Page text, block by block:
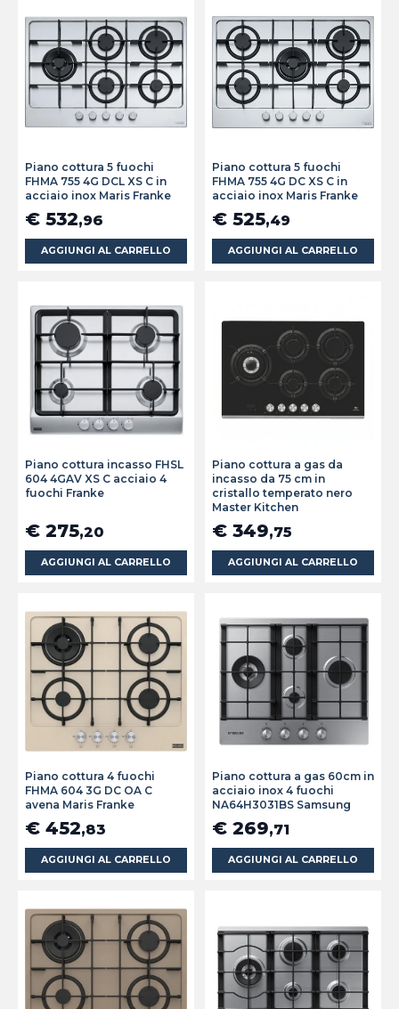
Piano cottura 5 fuochi
FHMA 755 4G DCL XS C in
acciaio inox Maris Franke
€ 532,96
AGGIUNGI AL CARRELLO
Piano cottura 5 fuochi
FHMA 755 4G DC XS C in
acciaio inox Maris Franke
€ 525,49
AGGIUNGI AL CARRELLO
Piano cottura incasso FHSL
604 4GAV XS C acciaio 4
fuochi Franke
€ 275,20
AGGIUNGI AL CARRELLO
Piano cottura a gas da
incasso da 75 cm in
cristallo temperato nero
Master Kitchen
€ 349,75
AGGIUNGI AL CARRELLO
Piano cottura 4 fuochi
FHMA 604 3G DC OA C
avena Maris Franke
€ 452,83
AGGIUNGI AL CARRELLO
Piano cottura a gas 60cm in
acciaio inox 4 fuochi
NA64H3031BS Samsung
€ 269,71
AGGIUNGI AL CARRELLO